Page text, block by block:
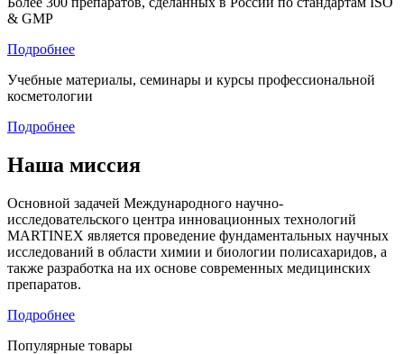
& GMP
Подробнее
Учебные материалы, семинары и курсы профессиональной
косметологии
Подробнее
Наша миссия
Основной задачей Международного научно-
исследовательского центра инновационных технологий
MARTINEX является проведение фундаментальных научных
исследований в области химии и биологии полисахаридов, а
также разработка на их основе современных медицинских
препаратов.
Подробнее
Популярные товары